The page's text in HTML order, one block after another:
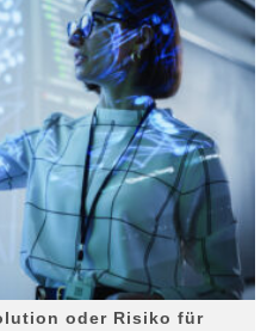
oder Risiko für